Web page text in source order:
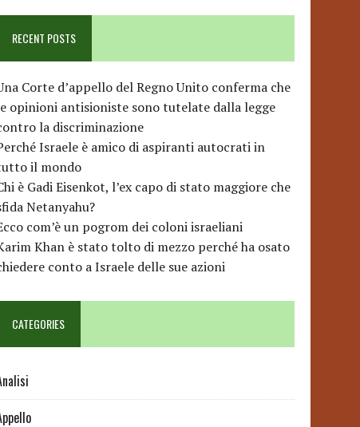
RECENT POSTS
Corte d’appello del Regno Unito conferma che
opinioni antisioniste sono tutelate dalla legge
la discriminazione
Israele è amico di aspiranti autocrati in
il mondo
è Gadi Eisenkot, l’ex capo di stato maggiore che
Netanyahu?
com’è un pogrom dei coloni israeliani
Khan è stato tolto di mezzo perché ha osato
conto a Israele delle sue azioni
CATEGORIES